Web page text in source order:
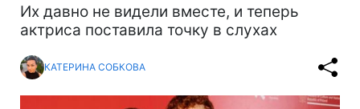
Их давно не видели вместе, и теперь
актриса поставила точку в слухах
КАТЕРИНА СОБКОВА